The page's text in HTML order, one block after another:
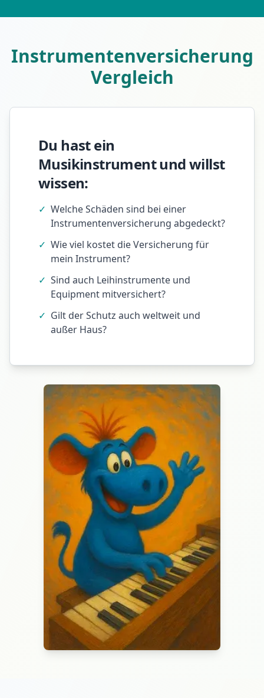
Instrumentenversicherung
Vergleich
Du hast ein
Musikinstrument und willst
wissen:
✓ Welche Schäden sind bei einer
Instrumentenversicherung abgedeckt?
✓ Wie viel kostet die Versicherung für
mein Instrument?
✓ Sind auch Leihinstrumente und
Equipment mitversichert?
✓ Gilt der Schutz auch weltweit und
außer Haus?